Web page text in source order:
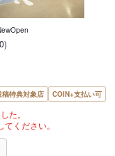
稿特典対象店 COIN+支払い可
た。
ください。